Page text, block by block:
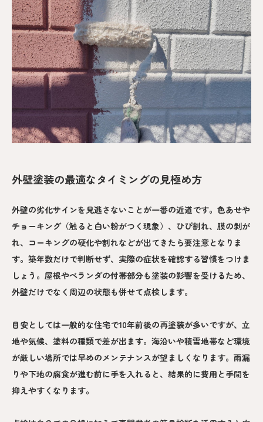
外壁塗装の最適なタイミングの見極め方
外壁の劣化サインを見逃さないことが一番の近道です。色あせや
チョーキング（触ると白い粉がつく現象）、ひび割れ、膜の剥が
れ、コーキングの硬化や割れなどが出てきたら要注意となりま
す。築年数だけで判断せず、実際の症状を確認する習慣をつけま
しょう。屋根やベランダの付帯部分も塗装の影響を受けるため、
外壁だけでなく周辺の状態も併せて点検します。
目安としては一般的な住宅で10年前後の再塗装が多いですが、立
地や気候、塗料の種類で差が出ます。海沿いや積雪地帯など環境
が厳しい場所では早めのメンテナンスが望ましくなります。雨漏
りや下地の腐食が進む前に手を入れると、結果的に費用と手間を
抑えやすくなります。